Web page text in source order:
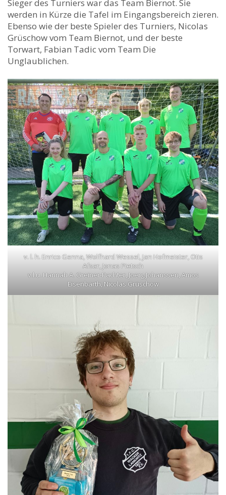
Sieger des Turniers war das Team Biernot. Sie
werden in Kürze die Tafel im Eingangsbereich zieren.
Ebenso wie der beste Spieler des Turniers, Nicolas
Grüschow vom Team Biernot, und der beste
Torwart, Fabian Tadic vom Team Die
Unglaublichen.
v. l. h. Enrico Genna, Wolfhard Wessel, Jan Hofmeister, Otis
Afsar, Jonas Pietsch
v.l.u. Hannah A. Greiner-Pachter, Joerg Johanssen, Amos
Eisenbarth, Nicolas Grüschow